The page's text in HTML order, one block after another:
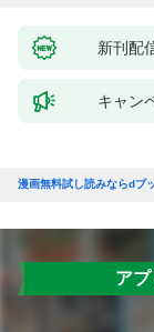
新刊配
キャン
漫画無料試し読みならdブ
ア